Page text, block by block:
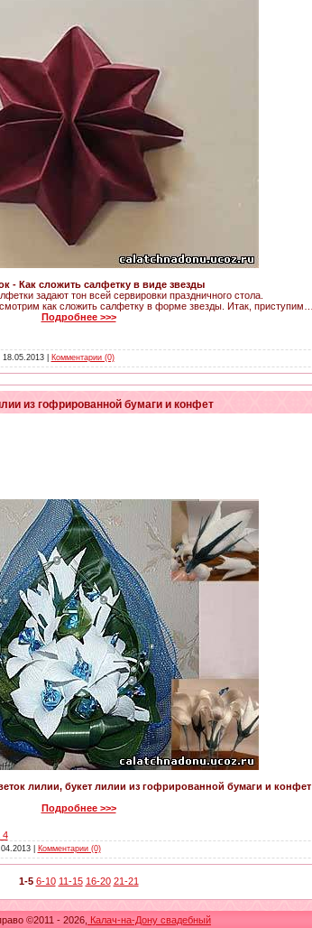
- Как сложить салфетку в виде звезды
задают тон всей сервировки праздничного стола.
как сложить салфетку в форме звезды. Итак, приступим…
Подробнее >>>
18.05.2013| Комментарии (0)
из гофрированной бумаги и конфет
лилии, букет лилии из гофрированной бумаги и конфет
Подробнее >>>
4
| Комментарии (0)
1-5 6-10 11-15 16-20 21-21
©2011 - 2026, Калач-на-Дону свадебный